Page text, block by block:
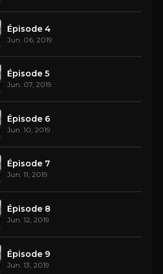
Épisode 4
Jun. 06, 2019
Épisode 5
Jun. 07, 2019
Épisode 6
Jun. 10, 2019
Épisode 7
Jun. 11, 2019
Épisode 8
Jun. 12, 2019
Épisode 9
Jun. 13, 2019